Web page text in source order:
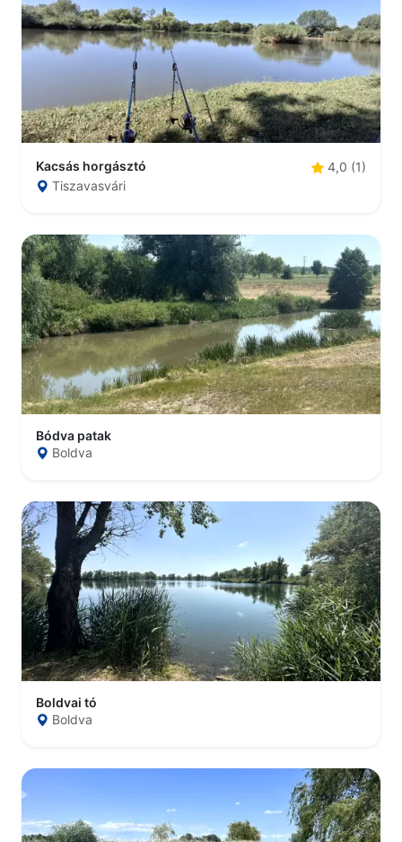
Kacsás horgásztó
4,0 (1)
Tiszavasvári
Bódva patak
Boldva
Boldvai tó
Boldva